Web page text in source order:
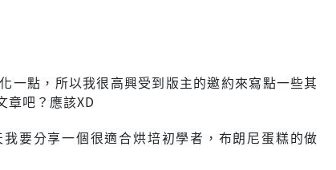
一點，所以我很高興受到版主的邀約來寫點一些其
章吧？應該XD
要分享一個很適合烘培初學者，布朗尼蛋糕的做